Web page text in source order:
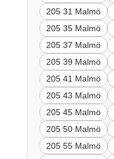
205 31 Malmö
205 35 Malmö
205 37 Malmö
205 39 Malmö
205 41 Malmö
205 43 Malmö
205 45 Malmö
205 50 Malmö
205 55 Malmö